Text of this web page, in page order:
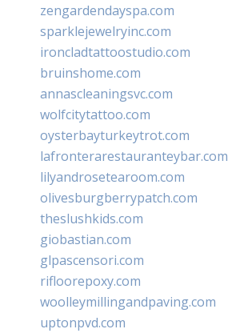
zengardendayspa.com
sparklejewelryinc.com
ironcladtattoostudio.com
bruinshome.com
annascleaningsvc.com
wolfcitytattoo.com
oysterbayturkeytrot.com
lafronterarestauranteybar.com
lilyandrosetearoom.com
olivesburgberrypatch.com
theslushkids.com
giobastian.com
glpascensori.com
rifloorepoxy.com
woolleymillingandpaving.com
uptonpvd.com